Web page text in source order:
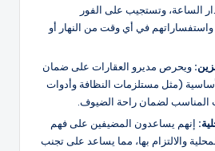
الساعة، وتستجيب على الفور
في أي وقت من النهار أو
ويحرص مديرو العقارات على ضمان
(مثل مستلزمات النظافة وأدوات
المناسب لضمان راحة الضيوف.
إنهم يساعدون المضيفين على فهم
والالتزام بها، مما يساعد على تجنب